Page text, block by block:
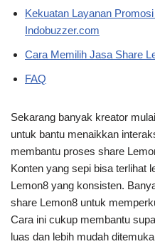
Kekuatan Layanan
Indobuzzer.com
Cara Memilih Jasa Share
FAQ
Sekarang banyak kreator
untuk bantu menaikkan
membantu proses share
Konten yang sepi bisa terlihat
Lemon8 yang konsisten.
share Lemon8 untuk
Cara ini cukup membantu
luas dan lebih mudah